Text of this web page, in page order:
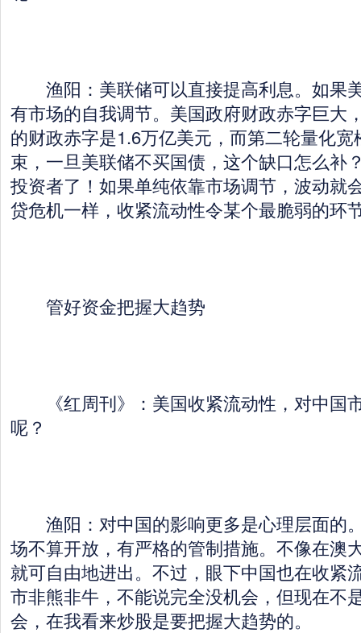
渔阳：美联储可以直接提高利息。如果
有市场的自我调节。美国政府财政赤字巨大
的财政赤字是1.6万亿美元，而第二轮量化
束，一旦美联储不买国债，这个缺口怎么补
投资者了！如果单纯依靠市场调节，波动就
贷危机一样，收紧流动性令某个最脆弱的环
管好资金把握大趋势
《红周刊》：美国收紧流动性，对中国
呢？
渔阳：对中国的影响更多是心理层面的
场不算开放，有严格的管制措施。不像在澳
就可自由地进出。不过，眼下中国也在收紧
市非熊非牛，不能说完全没机会，但现在不
会，在我看来炒股是要把握大趋势的。